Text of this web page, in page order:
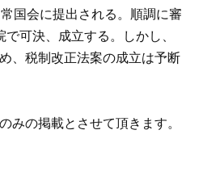
国会に提出される。順調に審
可決、成立する。しかし、
、税制改正法案の成立は予断
みの掲載とさせて頂きます。